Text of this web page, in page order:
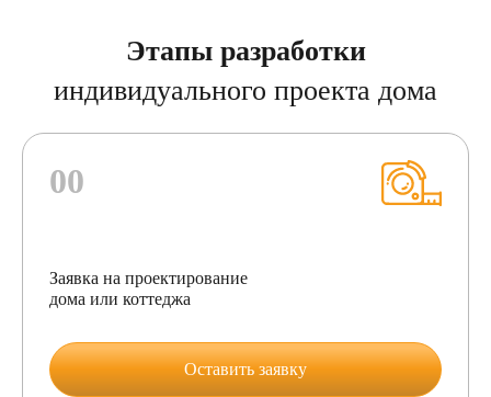
Этапы разработки
индивидуального проекта дома
Заявка на проектирование
дома или коттеджа
Оставить заявку